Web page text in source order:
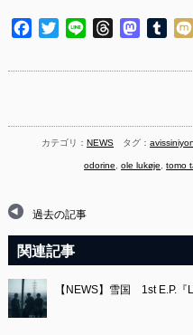
Facebook
TwitterLine Threads
カテゴリ：NEWS タグ：avissiniyon
odorine,ole lukøje,tomo
過去の記事
関連記事
【NEWS】雪国 1st E.P.